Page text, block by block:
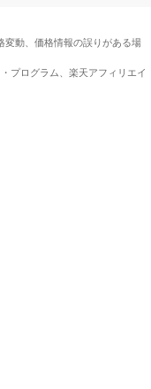
変動、価格情報の誤りがある場
プログラム、楽天アフィリエイ